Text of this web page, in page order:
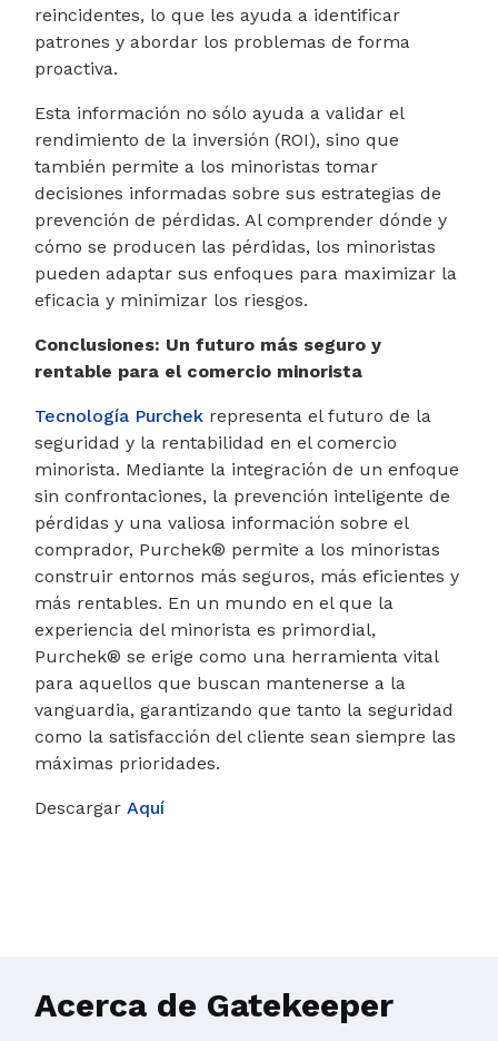
reincidentes, lo que les ayuda a identificar
patrones y abordar los problemas de forma
proactiva.
Esta información no sólo ayuda a validar el
rendimiento de la inversión (ROI), sino que
también permite a los minoristas tomar
decisiones informadas sobre sus estrategias de
prevención de pérdidas. Al comprender dónde y
cómo se producen las pérdidas, los minoristas
pueden adaptar sus enfoques para maximizar la
eficacia y minimizar los riesgos.
Conclusiones: Un futuro más seguro y
rentable para el comercio minorista
Tecnología Purchek representa el futuro de la
seguridad y la rentabilidad en el comercio
minorista. Mediante la integración de un enfoque
sin confrontaciones, la prevención inteligente de
pérdidas y una valiosa información sobre el
comprador, Purchek® permite a los minoristas
construir entornos más seguros, más eficientes y
más rentables. En un mundo en el que la
experiencia del minorista es primordial,
Purchek® se erige como una herramienta vital
para aquellos que buscan mantenerse a la
vanguardia, garantizando que tanto la seguridad
como la satisfacción del cliente sean siempre las
máximas prioridades.
Descargar Aquí
Acerca de Gatekeeper